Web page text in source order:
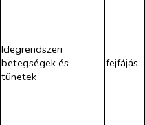
Idegrendszeri
betegségek és
tünetek
fejfájás